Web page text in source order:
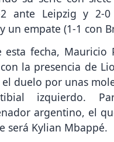
ante Leipzig y 2-
un empate (1-1 con
fecha, Mauricio
la presencia de
duelo por unas
izquierdo.
argentino, el
será Kylian Mbappé.